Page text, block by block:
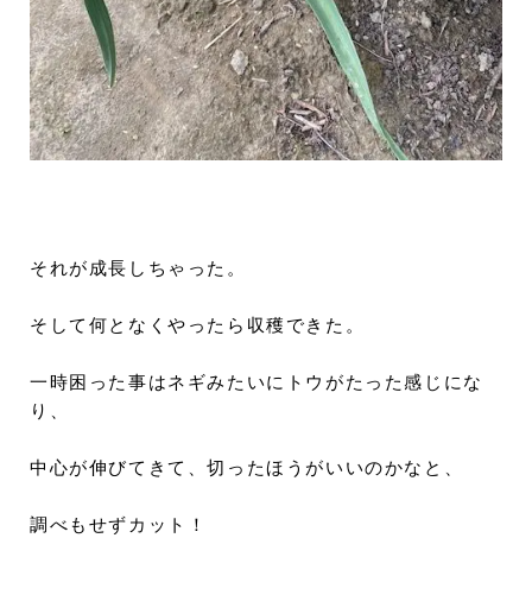
それが成長しちゃった。
そして何となくやったら収穫できた。
一時困った事はネギみたいにトウがたった感じにな
り、
中心が伸びてきて、切ったほうがいいのかなと、
調べもせずカット！